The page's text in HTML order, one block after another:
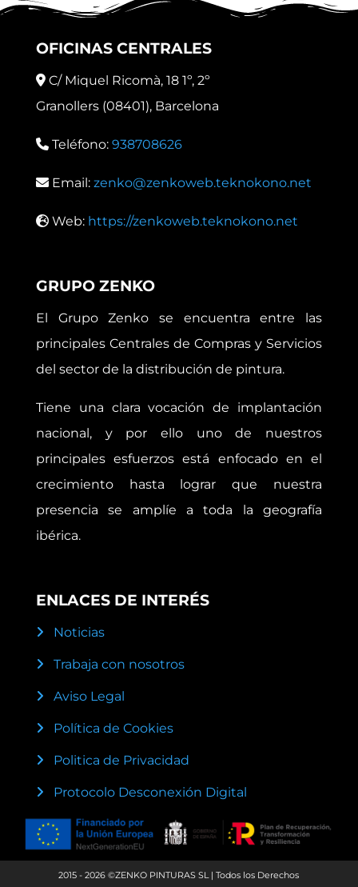
OFICINAS CENTRALES
C/ Miquel Ricomà, 18 1º, 2º
Granollers (08401), Barcelona
Teléfono: 938708626
Email: zenko@zenkoweb.teknokono.net
Web: https://zenkoweb.teknokono.net
GRUPO ZENKO
El Grupo Zenko se encuentra entre las
principales Centrales de Compras y Servicios
del sector de la distribución de pintura.
Tiene una clara vocación de implantación
nacional, y por ello uno de nuestros
principales esfuerzos está enfocado en el
crecimiento hasta lograr que nuestra
presencia se amplíe a toda la geografía
ibérica.
ENLACES DE INTERÉS
Noticias
Trabaja con nosotros
Aviso Legal
Política de Cookies
Politica de Privacidad
Protocolo Desconexión Digital
2015 - 2026 ©ZENKO PINTURAS SL | Todos los Derechos